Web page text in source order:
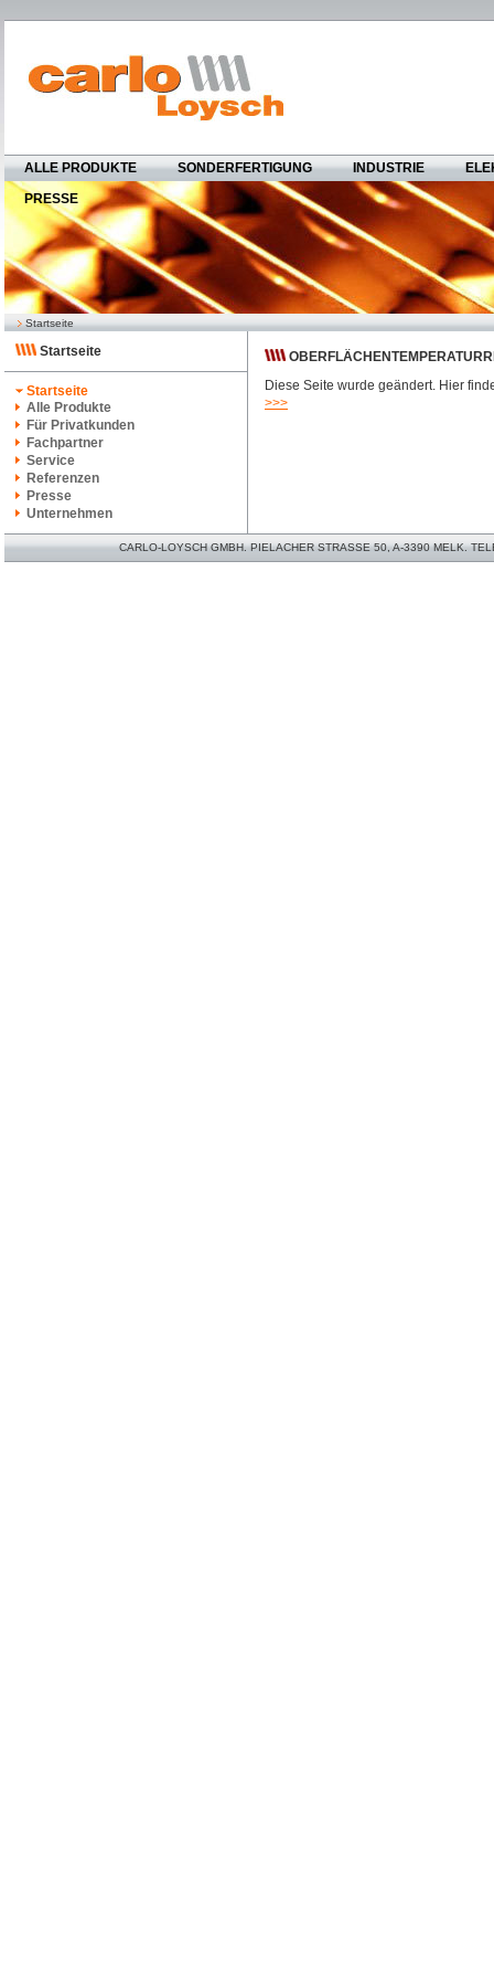
ALLE PRODUKTE SONDERFERTIGUNG INDUSTRIE
PRESSE
Startseite
Startseite
Startseite
Alle Produkte
Für Privatkunden
Fachpartner
Service
Referenzen
Presse
Unternehmen
Diese Seite wurde geändert. Hier
>>>
CARLO-LOYSCH GMBH. PIELACHER STRASSE 50, A-3390 MELK.